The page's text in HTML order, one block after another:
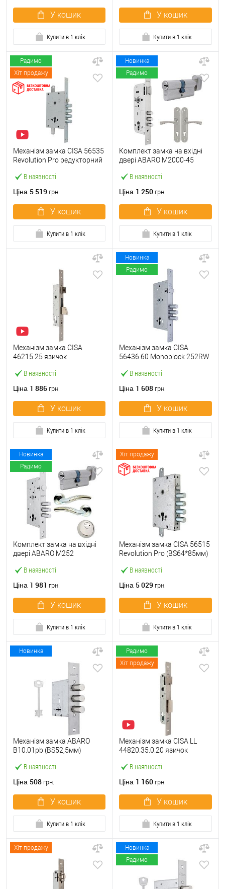
У кошик
Купити в 1 клік
У кошик
Купити в 1 клік
Радимо
Хіт продажу
В наявності
Механізм замка CISA 56535
Revolution Pro редукторний
(BS67,5*85мм) хром
Ціна 5 519 грн.
У кошик
Купити в 1 клік
Новинка
Радимо
В наявності
Комплект замка на вхідні
двері ABARO M2000-45
B100 60T і ручками KEDR
Ціна 1 250 грн.
У кошик
Купити в 1 клік
В наявності
Механізм замка CISA
46215.25 язичок
нержавіюча сталь
Ціна 1 886 грн.
У кошик
Купити в 1 клік
Новинка
Радимо
В наявності
Механізм замка CISA
56436.60 Monoblock 252RW
Ціна 1 608 грн.
У кошик
Купити в 1 клік
Новинка
Радимо
В наявності
Комплект замка на вхідні
двері ABARO M252
B100, протектором і
Ціна 1 981 грн.
У кошик
Купити в 1 клік
Хіт продажу
В наявності
Механізм замка CISA 56515
Revolution Pro (BS64*85мм)
торцевої планки
Ціна 5 029 грн.
У кошик
Купити в 1 клік
Новинка
В наявності
Механізм замка ABARO
B10.01pb (BS52,5мм)
тех.пакування.без
Ціна 508 грн.
У кошик
Купити в 1 клік
Радимо
Хіт продажу
В наявності
Механізм замка CISA LL
44820.35.0.20 язичок
нержавіюча сталь
Ціна 1 160 грн.
У кошик
Купити в 1 клік
Хіт продажу
Новинка
Радимо